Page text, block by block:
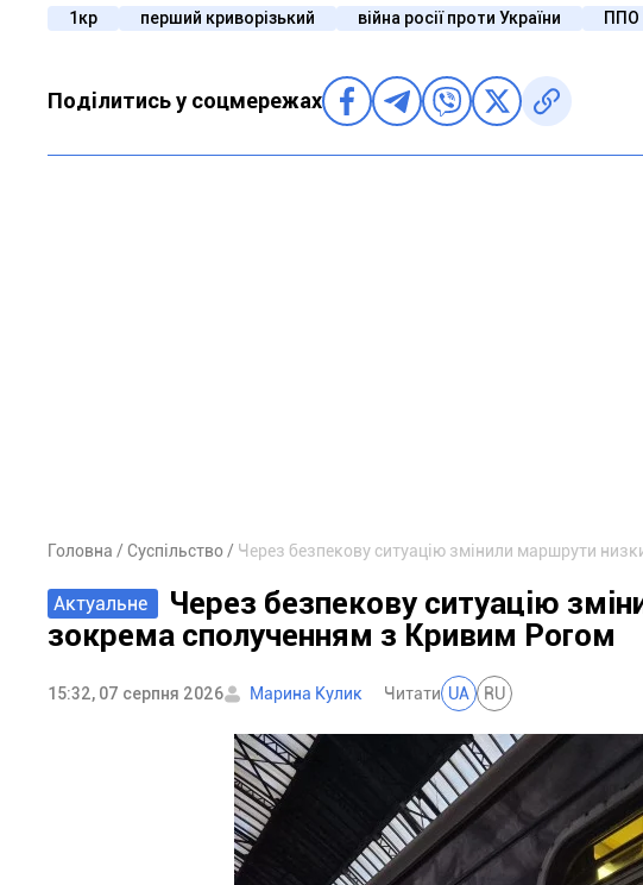
1кр перший криворізький війна росії проти України ППО
Поділитись у соцмережах
Головна Суспільство Через безпекову ситуацію змінили маршрути
Актуальне
Через безпекову ситуацію
зокрема сполученням з Кривим Рогом
15:32, 07 серпня 2026 Марина Кулик Читати UA RU